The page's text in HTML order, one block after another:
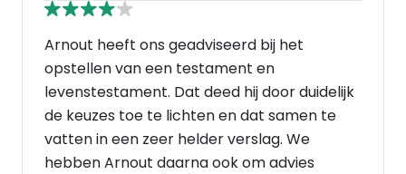
Arnout heeft ons geadviseerd bij het
opstellen van een testament en
levenstestament. Dat deed hij door duidelijk
de keuzes toe te lichten en dat samen te
vatten in een zeer helder verslag. We
hebben Arnout daarna ook om advies